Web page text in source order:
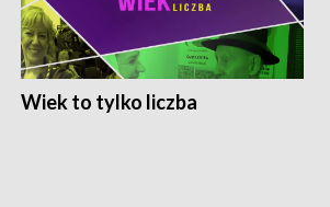
Wiek to tylko liczba